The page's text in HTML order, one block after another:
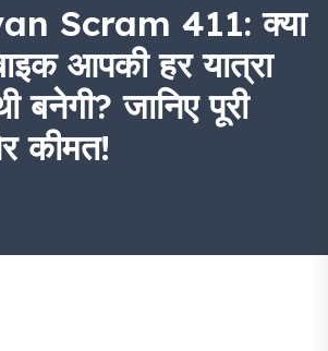
Scram 411: क्या
आपकी हर यात्रा
बनेगी? जानिए पूरी
कीमत!